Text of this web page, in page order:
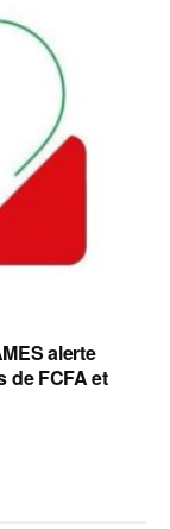
alerte
de FCFA et